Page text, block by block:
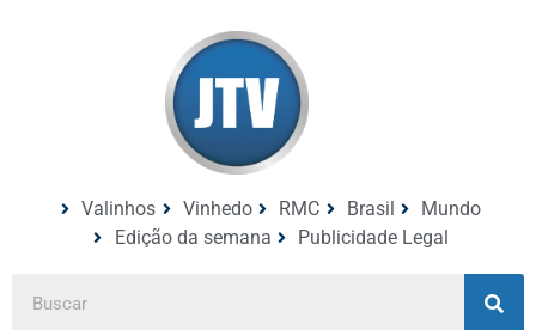
Valinhos Vinhedo RMC Brasil
Mundo
Edição da semana
Publicidade Legal